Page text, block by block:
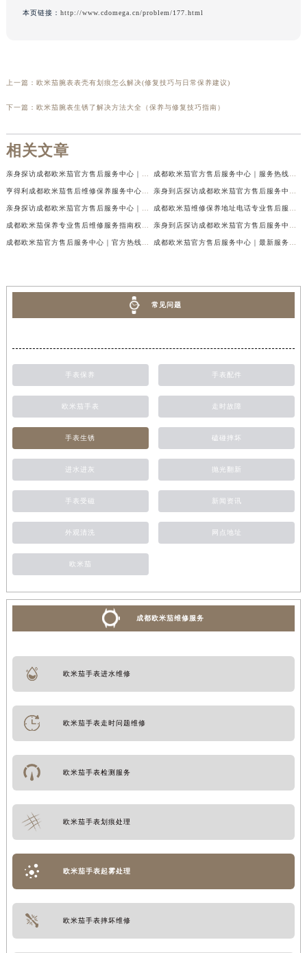
本页链接： http://www.cdomega.cn/problem/177.html
上一篇： 欧米茄腕表表壳有划痕怎么解决(修复技巧与日常保养建议)
下一篇： 欧米茄腕表生锈了解决方法大全（保养与修复技巧指南）
相关文章
常见问题
手表保养 手表配件
欧米茄手表 走时故障
手表生锈 磕碰摔坏
进水进灰 抛光翻新
手表受磁 新闻资讯
外观清洗 网点地址
欧米茄
成都欧米茄维修服务
欧米茄手表进水维修
欧米茄手表走时问题维修
欧米茄手表检测服务
欧米茄手表划痕处理
欧米茄手表起雾处理
欧米茄手表摔坏维修